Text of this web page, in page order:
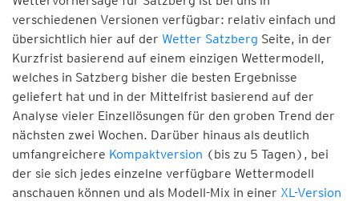
verschiedenen Versionen verfügbar: relativ einfach und
übersichtlich hier auf der Wetter Satzberg Seite, in der
Kurzfrist basierend auf einem einzigen Wettermodell,
welches in Satzberg bisher die besten Ergebnisse
geliefert hat und in der Mittelfrist basierend auf der
Analyse vieler Einzellösungen für den groben Trend der
nächsten zwei Wochen. Darüber hinaus als deutlich
umfangreichere Kompaktversion (bis zu 5 Tagen), bei
der sie sich jedes einzelne verfügbare Wettermodell
anschauen können und als Modell-Mix in einer XL-Version